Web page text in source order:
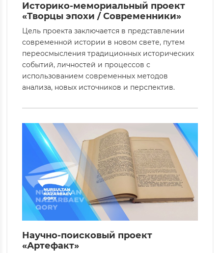
Историко-мемориальный проект
«Творцы эпохи / Современники»
Цель проекта заключается в представлении
современной истории в новом свете, путем
переосмысления традиционных исторических
событий, личностей и процессов с
использованием современных методов
анализа, новых источников и перспектив.
Научно-поисковый проект
«Артефакт»